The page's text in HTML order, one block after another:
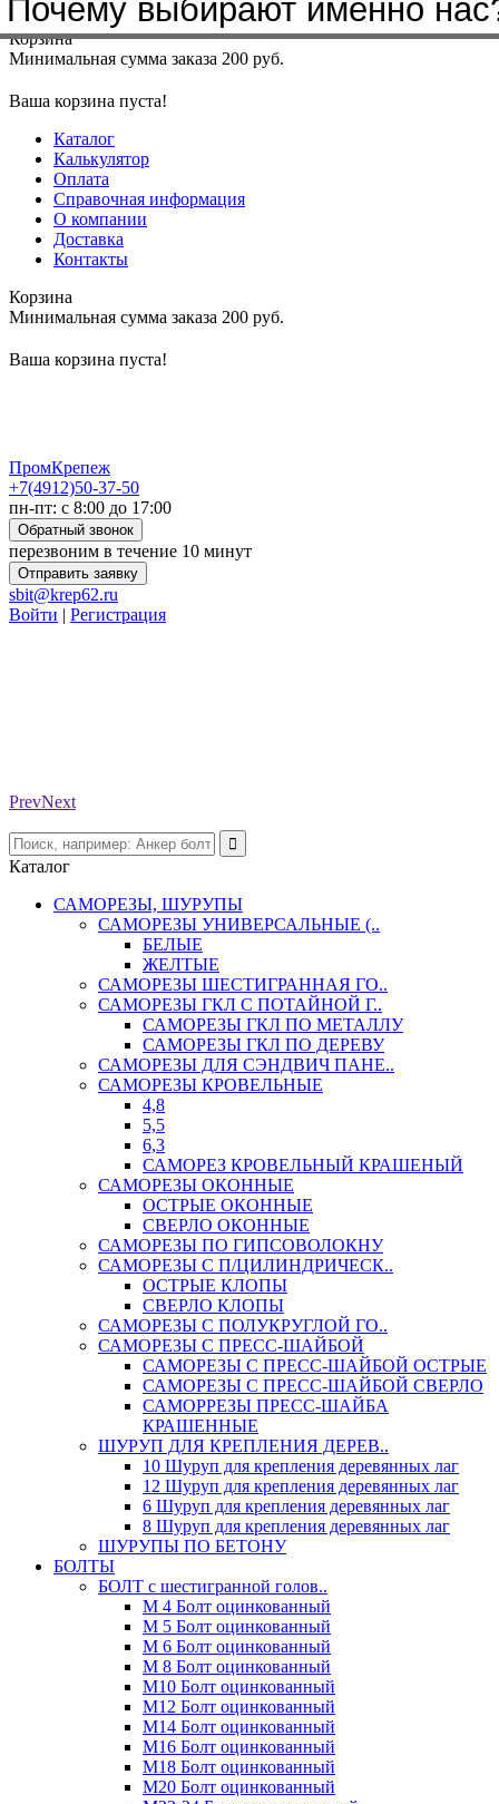
Меню+7(4912)50-37-50sbit@krep62.ru
Корзина
Минимальная сумма заказа 200 руб.
Ваша корзина пуста!
Каталог
Калькулятор
Оплата
Справочная информация
О компании
Доставка
Контакты
Корзина
Минимальная сумма заказа 200 руб.
Ваша корзина пуста!
ПромКрепеж
+7(4912)50-37-50
пн-пт: с 8:00 до 17:00
Обратный звонок
перезвоним в течение 10 минут
Отправить заявку
sbit@krep62.ru
Войти | Регистрация
PrevNext
Каталог
САМОРЕЗЫ, ШУРУПЫ
САМОРЕЗЫ УНИВЕРСАЛЬНЫЕ (..
БЕЛЫЕ
ЖЕЛТЫЕ
САМОРЕЗЫ ШЕСТИГРАННАЯ ГО..
САМОРЕЗЫ ГКЛ С ПОТАЙНОЙ Г..
САМОРЕЗЫ ГКЛ ПО МЕТАЛЛУ
САМОРЕЗЫ ГКЛ ПО ДЕРЕВУ
САМОРЕЗЫ ДЛЯ СЭНДВИЧ ПАНЕ..
САМОРЕЗЫ КРОВЕЛЬНЫЕ
4,8
5,5
6,3
САМОРЕЗ КРОВЕЛЬНЫЙ КРАШЕНЫЙ
САМОРЕЗЫ ОКОННЫЕ
ОСТРЫЕ ОКОННЫЕ
СВЕРЛО ОКОННЫЕ
САМОРЕЗЫ ПО ГИПСОВОЛОКНУ
САМОРЕЗЫ С П/ЦИЛИНДРИЧЕСК..
ОСТРЫЕ КЛОПЫ
СВЕРЛО КЛОПЫ
САМОРЕЗЫ С ПОЛУКРУГЛОЙ ГО..
САМОРЕЗЫ С ПРЕСС-ШАЙБОЙ
САМОРЕЗЫ С ПРЕСС-ШАЙБОЙ ОСТРЫЕ
САМОРЕЗЫ С ПРЕСС-ШАЙБОЙ СВЕРЛО
САМОРРЕЗЫ ПРЕСС-ШАЙБА
КРАШЕННЫЕ
ШУРУП ДЛЯ КРЕПЛЕНИЯ ДЕРЕВ..
10 Шуруп для крепления деревянных лаг
12 Шуруп для крепления деревянных лаг
6 Шуруп для крепления деревянных лаг
8 Шуруп для крепления деревянных лаг
ШУРУПЫ ПО БЕТОНУ
БОЛТЫ
БОЛТ с шестигранной голов..
М 4 Болт оцинкованный
М 5 Болт оцинкованный
М 6 Болт оцинкованный
М 8 Болт оцинкованный
М10 Болт оцинкованный
М12 Болт оцинкованный
М14 Болт оцинкованный
М16 Болт оцинкованный
М18 Болт оцинкованный
М20 Болт оцинкованный
Почему выбирают именно